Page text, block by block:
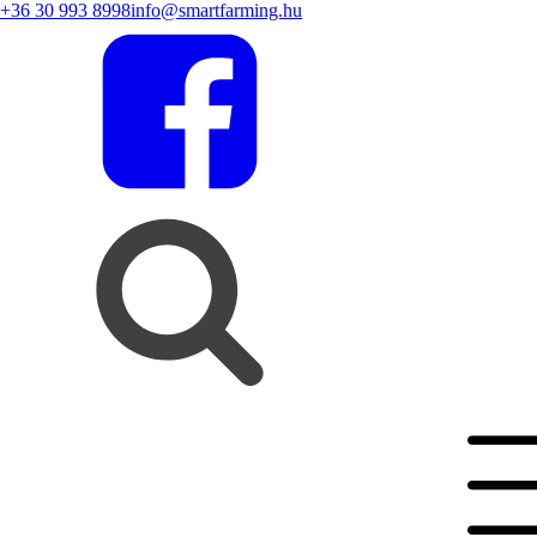
+36 30 993 8998info@smartfarming.hu